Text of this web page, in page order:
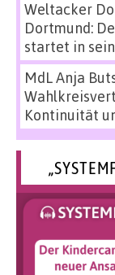
Weltacker
Dortmund:
startet in
MdL Anja
Kontinuität